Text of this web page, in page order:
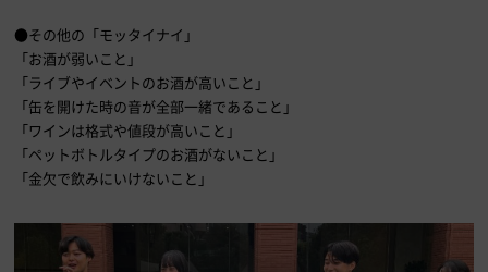
●その他の「モッタイナイ」
「お酒が弱いこと」
「ライブやイベントのお酒が高いこと」
「缶を開けた時の音が全部一緒であること」
「ワインは格式や値段が高いこと」
「ペットボトルタイプのお酒がないこと」
「金欠で飲みにいけないこと」